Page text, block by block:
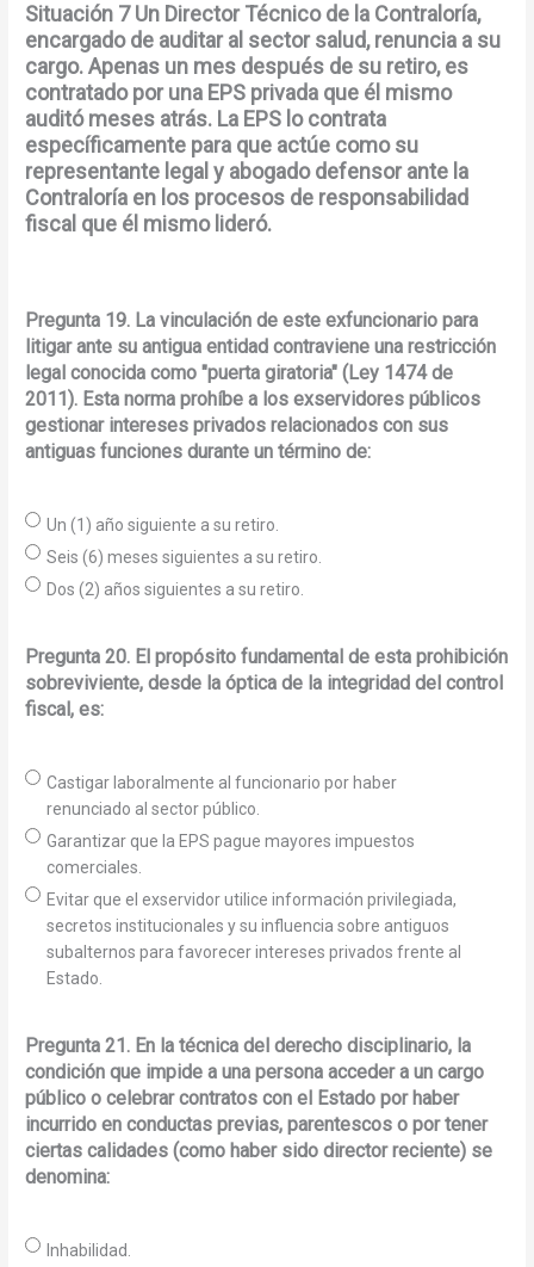
Situación 7 Un Director Técnico de la Contraloría,
encargado de auditar al sector salud, renuncia a su
cargo. Apenas un mes después de su retiro, es
contratado por una EPS privada que él mismo
auditó meses atrás. La EPS lo contrata
específicamente para que actúe como su
representante legal y abogado defensor ante la
Contraloría en los procesos de responsabilidad
fiscal que él mismo lideró.
Pregunta 19. La vinculación de este exfuncionario para
litigar ante su antigua entidad contraviene una restricción
legal conocida como "puerta giratoria" (Ley 1474 de
2011). Esta norma prohíbe a los exservidores públicos
gestionar intereses privados relacionados con sus
antiguas funciones durante un término de:
Un (1) año siguiente a su retiro.
Seis (6) meses siguientes a su retiro.
Dos (2) años siguientes a su retiro.
Pregunta 20. El propósito fundamental de esta prohibición
sobreviviente, desde la óptica de la integridad del control
fiscal, es:
Castigar laboralmente al funcionario por haber
renunciado al sector público.
Garantizar que la EPS pague mayores impuestos
comerciales.
Evitar que el exservidor utilice información privilegiada,
secretos institucionales y su influencia sobre antiguos
subalternos para favorecer intereses privados frente al
Estado.
Pregunta 21. En la técnica del derecho disciplinario, la
condición que impide a una persona acceder a un cargo
público o celebrar contratos con el Estado por haber
incurrido en conductas previas, parentescos o por tener
ciertas calidades (como haber sido director reciente) se
denomina:
Inhabilidad.